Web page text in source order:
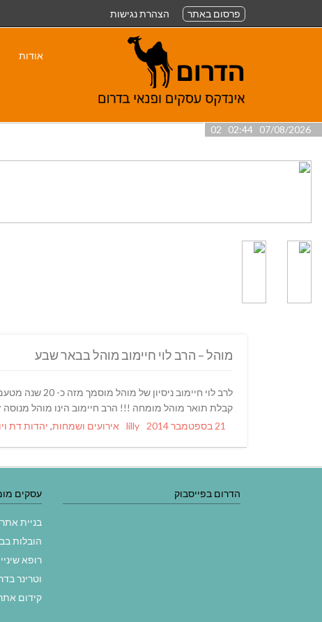
פרסום באתר הצהרת נגישות
אודות
07/08/2026 02:44 02
מוהל – הרב לוי חיימוב מוהל בבאר שבע
קבלת תואר מוהל מומחה !!! הרב חיימוב הינו מוהל מנוסה
Posted
21 בספטמבר 2014 Author
lilly
Categories
אירועים ושמחות, יהדות דת
עסקים
בניית
הובלות
רופא
וטרינר
קידום
הדרום בפייסבוק